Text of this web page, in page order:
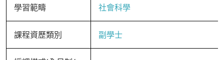
學習範疇 社會科學
課程資歷類別 副學士